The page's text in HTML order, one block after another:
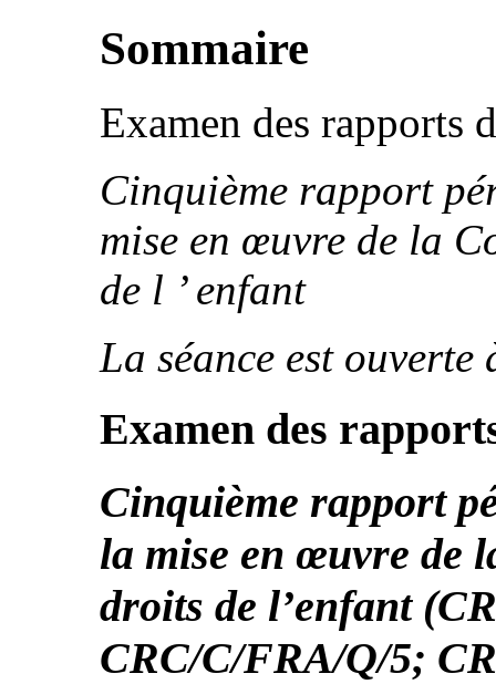
Sommaire
Examen des rapports
Cinquième rapport
mise en œuvre de la
de l ’ enfant
La séance est ouverte
Examen des
Cinquième rapport
la mise en œuvre de
droits de l’enfant
CRC/C/FRA/Q/5;